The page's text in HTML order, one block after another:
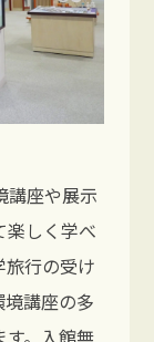
講座や展示
楽しく学べ
旅行の受け
講座の多
す。入館無